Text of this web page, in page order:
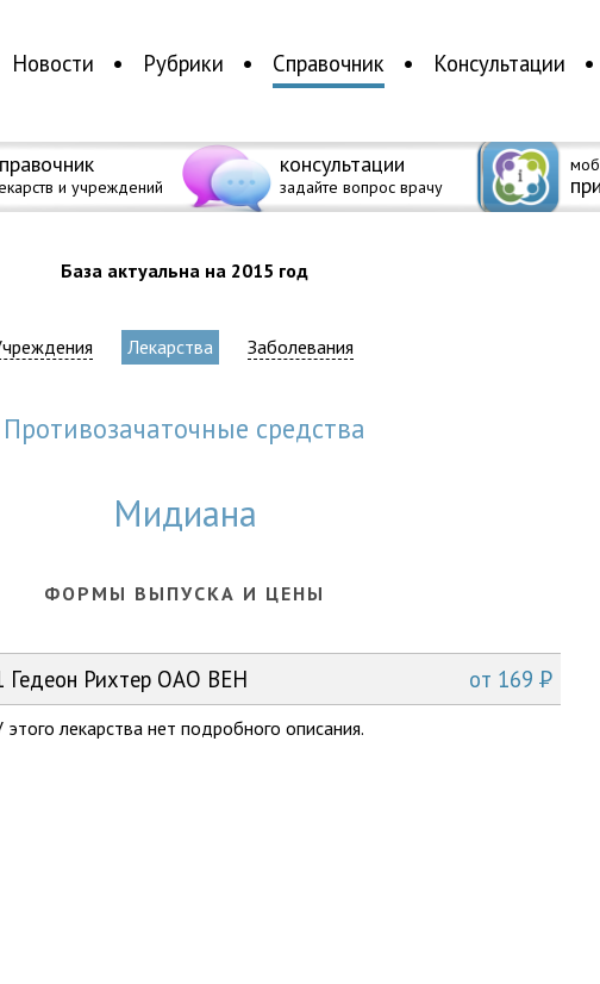
Новости Рубрики Справочник Консультации
и учреждений
консультации
задайте вопрос врачу
База актуальна на 2015 год
Лекарства Заболевания
противозачаточные средства
Мидиана
ФОРМЫ ВЫПУСКА И ЦЕНЫ
от 169 P
Гедеон Рихтер ОАО ВЕН
этого лекарства нет подробного описания.